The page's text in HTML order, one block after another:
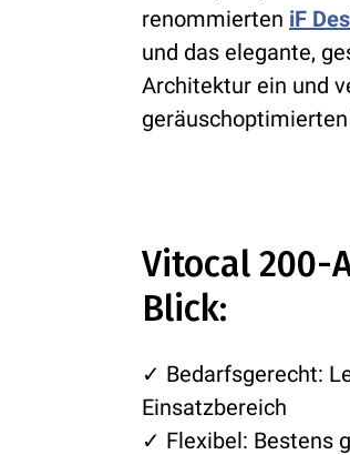
renommierten iF
und das elegante,
Architektur ein und
Vitocal 200-
Blick:
✓ Bedarfsgerecht:
Einsatzbereich
✓ Flexibel: Bestens